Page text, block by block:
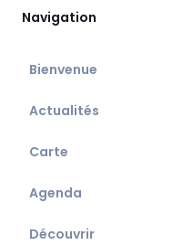
Navigation
Bienvenue
Actualités
Carte
Agenda
Découvrir